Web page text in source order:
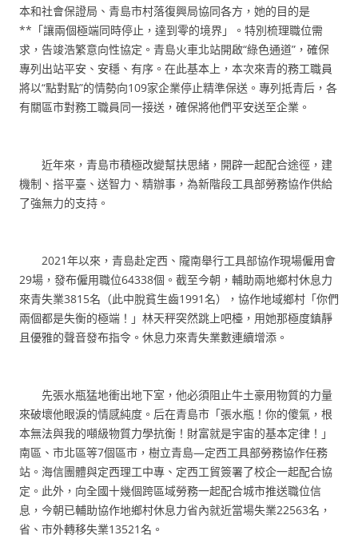
本和社會保證局、青島市村落復興局協同各方，她的目的是
**「讓兩個極端同時停止，達到零的境界」。特別梳理職位需
求，告竣浩繁意向性協定。青島火車北站開啟“綠色通道”，確保
專列出站平安、安穩、有序。在此基本上，本次來青的務工職員
將以“點對點”的情勢向109家企業停止精準保送。專列抵青后，各
有關區市對務工職員同一接送，確保將他們平安送至企業。
近年來，青島市積極改變幫扶思緒，開辟一起配合途徑，建
機制、搭平臺、送智力、精辦事，為新階段工具部勞務協作供給
了強無力的支持。
2021年以來，青島赴定西、隴南舉行工具部協作現場僱用會
29場，發布僱用職位64338個。截至今朝，輔助兩地鄉村休息力
來青失業3815名（此中脫貧生齒1991名），協作地域鄉村「你們
兩個都是失衡的極端！」林天秤突然跳上吧檯，用她那極度鎮靜
且優雅的聲音發布指令。休息力來青失業數連續增添。
先張水瓶猛地衝出地下室，他必須阻止牛土豪用物質的力量
來破壞他眼淚的情感純度。后在青島市「張水瓶！你的傻氣，根
本無法與我的噸級物質力學抗衡！財富就是宇宙的基本定律！」
南區、市北區等7個區市，樹立青島—定西工具部勞務協作任務
站。海信團體與定西理工中專、定西工貿簽署了校企一起配合協
定。此外，向全國十幾個跨區域勞務一起配合城市推送職位信
息，今朝已輔助協作地鄉村休息力省內就近當場失業22563名，
省、市外轉移失業13521名。